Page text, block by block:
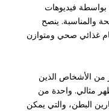
فيديوهات
والمناسبة. ينصح
غذائي صحي ومتوازن
من الأشخاص الذين
مثالي. واحدة من
البطن، والتي يمكن